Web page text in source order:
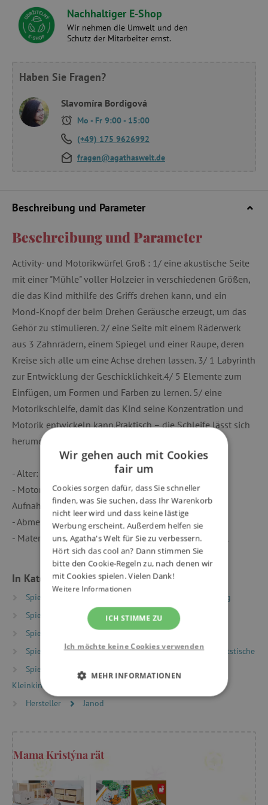
Nachhaltiger E-Shop
Wir nehmen die Umwelt und den
Schutz der Mitarbeiter ernst.
Haben Sie Fragen?
Slavomíra Bordigová
Mo - Fr 9:00 - 15:00
(+49) 175 9626992
fragen@agathaswelt.de
Beschreibung und Parameter
Beschreibung und Parameter
Activity- und Motorikwürfel Groß : 1/ eine akustische Seite
mit einer "Mühle" voller Holzeier in verschiedenen Größen,
die das Kind mithilfe des Griffs drehen kann, und ein
Mond-Knopf der beim Drehen Geräusche erzeugt, um das
Gehör zu stimulieren. 2/ eine Seite mit einem Räderwerk
aus 3 Zahnrädern, einem Spiegel und einer Raupe, deren
Kreise sich alle um eine Achse drehen lassen. 3/ 1 Labyrinth
zur Entwicklung der Geschicklichkeit.4/ 5 Elemente zum
Einfügen, um Formen und Farben zu lernen. 5/ eine
Motorikschleife, damit das Kind seine Konzentration und
Motorik entwickeln kann.Praktisch – die Schleife lässt sich
herumdrehen, um das Verstauen zu erleichtern.
- Alter: 18 Monate - 3 Jahre
- Motorik und Tastsinn, Erinnerungsvermögen und
Aufnahmefähigkeit
- Abmessungen: 32,5 x 33,2 x 50,3 cm
- Material(ien): Holz (Sperrholz und Holzfaser), Metall
In Kategorien eingeteilt
Spielzeug nach Typ
Bewährte Spiele und Spielzeug
Spielzeug nach Typ
Montessori Spielzeug
Spielzeug nach Typ
Motorikspielzeug
Spielzeug nach Typ
Laufräder, Laufwagen, Aktivitätstische
Spielzeug nach Alter
Kleinkinder
Hersteller
Janod
Mama Kristýna rät
Wir gehen auch mit Cookies
fair um
Cookies sorgen dafür, dass Sie schneller
finden, was Sie suchen, dass Ihr Warenkorb
nicht leer wird und dass keine lästige
Werbung erscheint. Außerdem helfen sie
uns, Agatha's Welt für Sie zu verbessern.
Hört sich das cool an? Dann stimmen Sie
bitte den Cookie-Regeln zu, nach denen wir
mit Cookies spielen. Vielen Dank!
Weitere Informationen
ICH STIMME ZU
Ich möchte keine Cookies verwenden
MEHR INFORMATIONEN
UNBEDINGT ERFORDERLICH
TARGETING
FUNKTIONALITÄT